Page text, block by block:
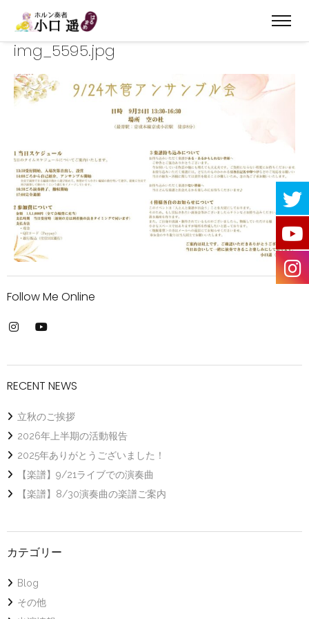
img_5595.jpg
Follow Me Online
RECENT NEWS
立秋のご挨拶
2026年上半期の活動報告
2025年ありがとうございました！
【楽譜】9/21ライブでの演奏曲
【楽譜】8/30演奏曲の楽譜ご案内
カテゴリー
Blog
その他